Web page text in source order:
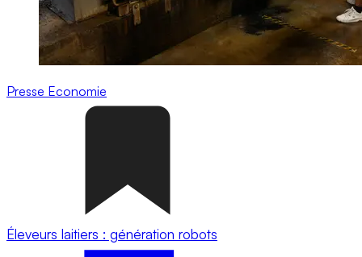
Presse Economie
Éleveurs laitiers : génération robots